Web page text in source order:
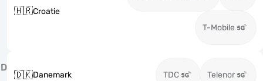
🇭🇷Croatie
T-Mobile
D
🇩🇰Danemark TDC Telenor